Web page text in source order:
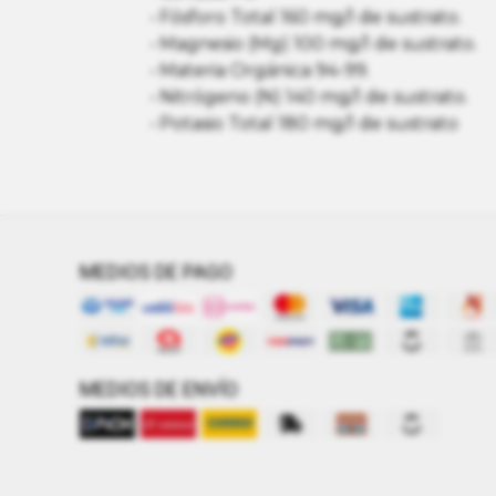
• Fósforo Total 160 mg/l de sustrato.
• Magnesio (Mg) 100 mg/l de sustrato.
• Materia Orgánica 94-99.
• Nitrógeno (N) 140 mg/l de sustrato.
• Potasio Total 180 mg/l de sustrato
MEDIOS DE PAGO
MEDIOS DE ENVÍO